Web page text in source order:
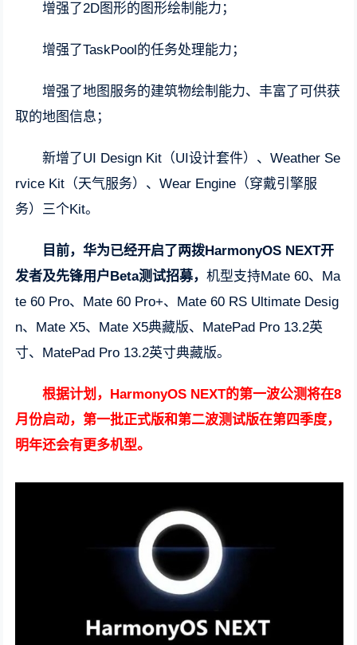
增强了2D图形的图形绘制能力；
增强了TaskPool的任务处理能力；
增强了地图服务的建筑物绘制能力、丰富了可供获
取的地图信息；
新增了UI Design Kit（UI设计套件）、Weather Se
rvice Kit（天气服务）、Wear Engine（穿戴引擎服
务）三个Kit。
目前，华为已经开启了两拨HarmonyOS NEXT开
发者及先锋用户Beta测试招募，机型支持Mate 60、Ma
te 60 Pro、Mate 60 Pro+、Mate 60 RS Ultimate Desig
n、Mate X5、Mate X5典藏版、MatePad Pro 13.2英
寸、MatePad Pro 13.2英寸典藏版。
根据计划，HarmonyOS NEXT的第一波公测将在8
月份启动，第一批正式版和第二波测试版在第四季度，
明年还会有更多机型。